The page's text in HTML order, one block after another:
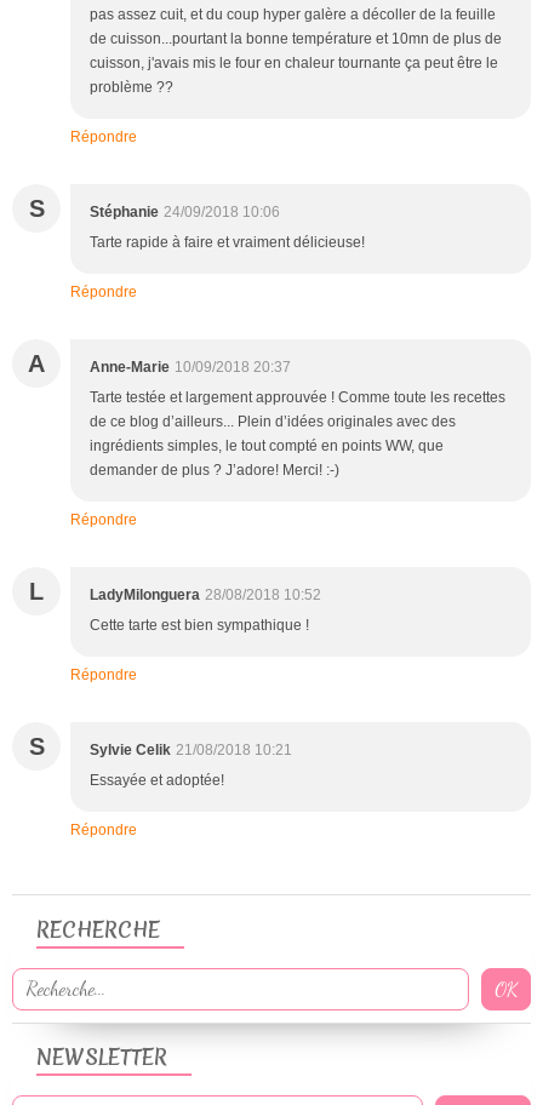
pas assez cuit, et du coup hyper galère a décoller de la feuille
de cuisson...pourtant la bonne température et 10mn de plus de
cuisson, j'avais mis le four en chaleur tournante ça peut être le
problème ??
Répondre
S Stéphanie 24/09/2018 10:06
Tarte rapide à faire et vraiment délicieuse!
Répondre
A Anne-Marie 10/09/2018 20:37
Tarte testée et largement approuvée ! Comme toute les recettes
de ce blog d’ailleurs... Plein d’idées originales avec des
ingrédients simples, le tout compté en points WW, que
demander de plus ? J’adore! Merci! :-)
Répondre
L LadyMilonguera 28/08/2018 10:52
Cette tarte est bien sympathique !
Répondre
S Sylvie Celik 21/08/2018 10:21
Essayée et adoptée!
Répondre
NEWSLETTER
RECHERCHE